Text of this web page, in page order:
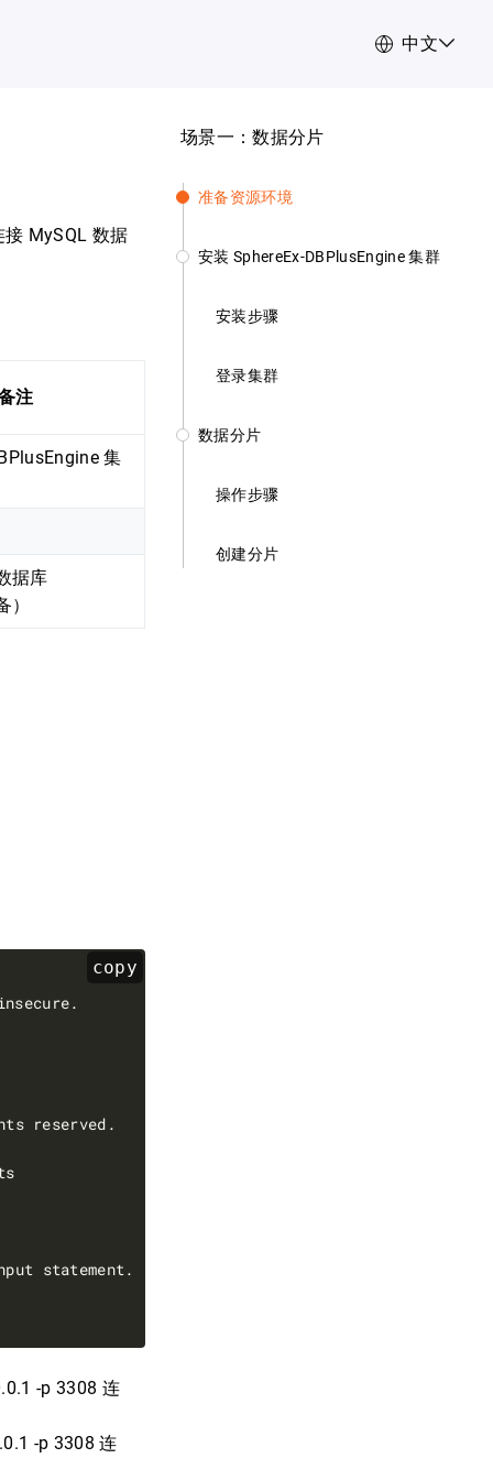
中文
MySQL 数据
注
集
据库
）
copy
-p 3308 连
-p 3308 连
场景一：数据分片
准备资源环境
安装 SphereEx-DBPlusEngine 集群
安装步骤
登录集群
数据分片
操作步骤
创建分片